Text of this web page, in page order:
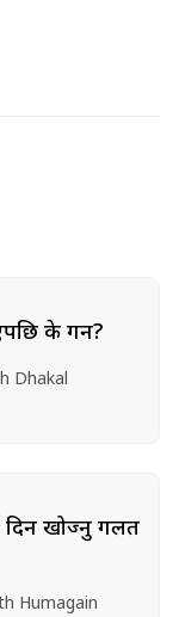
के गर्ने?
Dhakal
दिन खोज्नु गलत
Humagain